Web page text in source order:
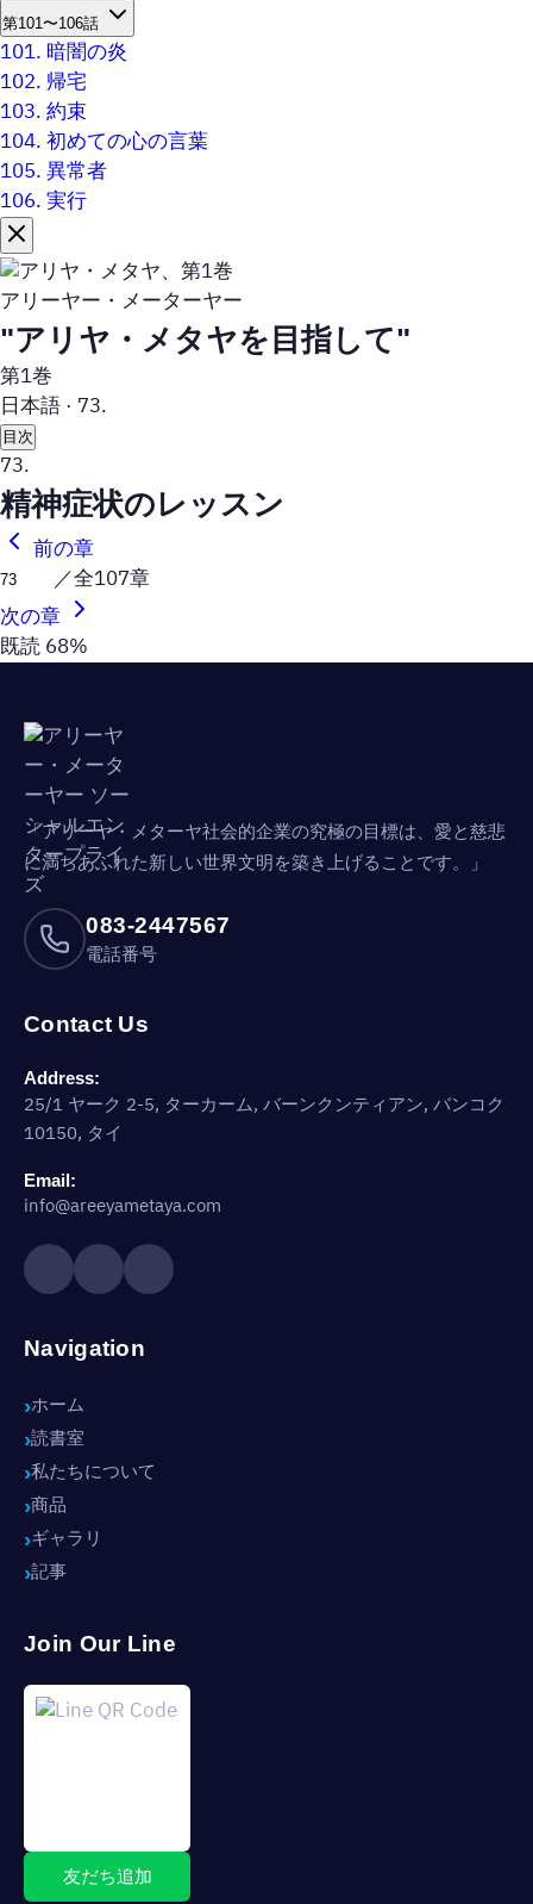
第101〜106話
101. 暗闇の炎
102.帰宅
103.約束
104.初めての心の言葉
105.異常者
106.実行
アリーヤー・メーターヤー
"アリヤ・メタヤを目指して"
第1巻
日本語· 73.
目次
73.
精神症状のレッスン
前の章
／全107章
次の章
既読 68%
「アリーヤ・メターヤ社会的企業の究極の目標は、愛と慈悲
に満ちあふれた新しい世界文明を築き上げることです。」
083-2447567
電話番号
Contact Us
Address:
25/1 ヤーク 2-5, ターカーム, バーンクンティアン, バンコク
10150, タイ
Email:
info@areeyametaya.com
Navigation
ホーム
読書室
私たちについて
商品
ギャラリ
記事
Join Our Line
友だち追加